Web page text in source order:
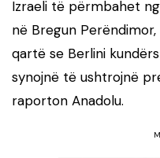
Izraeli të përmbahet
në Bregun
qartë se Berlini
synojnë të ushtrojnë
raporton Anadolu.